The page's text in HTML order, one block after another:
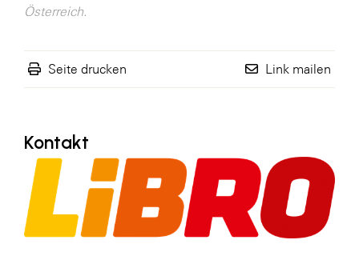
Sony DADC
STIHL Tirol
VALETTA
Verband Druck Medien Österreich
Wirtschaftskammer Salzburg
WKS Fachgruppe Fahrzeughandel und
Österreich.
Seite drucken Link mailen
Kontakt